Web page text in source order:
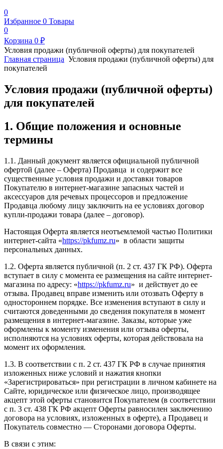
0
Избранное 0 Товары
0
Корзина 0 ₽
Условия продажи (публичной оферты) для покупателей
Главная страница Условия продажи (публичной оферты) для
покупателей
Условия продажи (публичной оферты)
для покупателей
1. Общие положения и основные
термины
1.1. Данный документ является официальной публичной
офертой (далее – Оферта) Продавца и содержит все
существенные условия продажи и доставки товаров
Покупателю в интернет-магазине запасных частей и
аксессуаров для речевых процессоров и предложение
Продавца любому лицу заключить на ее условиях договор
купли-продажи товара (далее – договор).
Настоящая Оферта является неотъемлемой частью Политики
интернет-сайта «https://pkfumz.ru» в области защиты
персональных данных.
1.2. Оферта является публичной (п. 2 ст. 437 ГК РФ). Оферта
вступает в силу с момента ее размещения на сайте интернет-
магазина по адресу: «https://pkfumz.ru» и действует до ее
отзыва. Продавец вправе изменить или отозвать Оферту в
одностороннем порядке. Все изменения вступают в силу и
считаются доведенными до сведения покупателя в момент
размещения в интернет-магазине. Заказы, которые уже
оформлены к моменту изменения или отзыва оферты,
исполняются на условиях оферты, которая действовала на
момент их оформления.
1.3. В соответствии с п. 2 ст. 437 ГК РФ в случае принятия
изложенных ниже условий и нажатия кнопки
«Зарегистрироваться» при регистрации в личном кабинете на
Сайте, юридическое или физическое лицо, производящее
акцепт этой оферты становится Покупателем (в соответствии
с п. 3 ст. 438 ГК РФ акцепт Оферты равносилен заключению
договора на условиях, изложенных в оферте), а Продавец и
Покупатель совместно — Сторонами договора Оферты.
В связи с этим: